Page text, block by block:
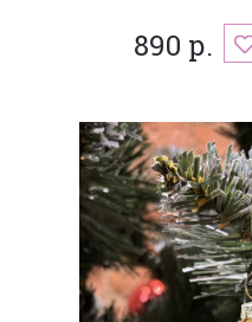
890 р.